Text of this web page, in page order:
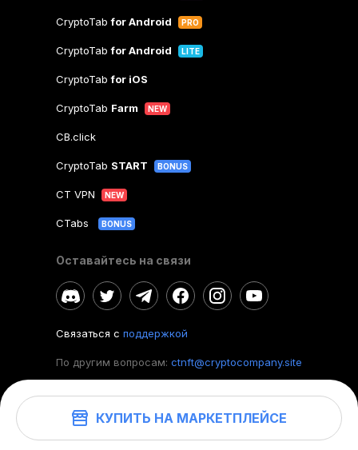
КУПИТЬ НА МАРКЕТПЛЕЙСЕ
CryptoTabfor Android PRO
CryptoTabfor Android LITE
CryptoTabfor iOS
CryptoTab Farm NEW
CB.click
CryptoTab START BONUS
CT VPN NEW
CTabs BONUS
Оставайтесь на связи
Связаться с поддержкой
По другим вопросам: ctnft@cryptocompany.site
©2026. CryptoTab NFT.Все права защищены.